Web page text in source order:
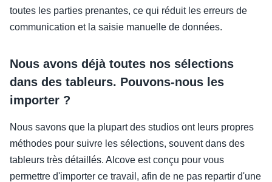
toutes les parties prenantes, ce qui réduit les erreurs de
communication et la saisie manuelle de données.
Nous avons déjà toutes nos sélections
dans des tableurs. Pouvons-nous les
importer ?
Nous savons que la plupart des studios ont leurs propres
méthodes pour suivre les sélections, souvent dans des
tableurs très détaillés. Alcove est conçu pour vous
permettre d'importer ce travail, afin de ne pas repartir d'une